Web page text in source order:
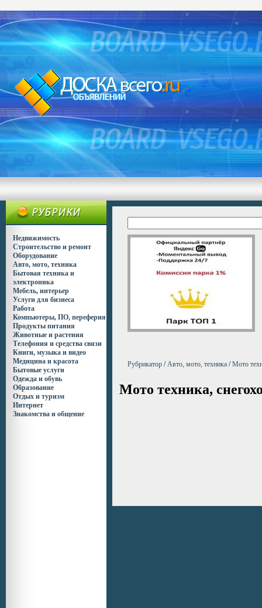
Недвижимость
Строительство и ремонт
Оборудование
Авто, мото, техника
Бытовая техника и
электроника
Мебель, интерьер
Услуги для бизнеса
Работа
Компьютеры, ПО, переферия
Продукты питания
Животные и растения
Телефония и средства связи
Книги, музыка и видео
Медицина и красота
Бытовые услуги
Одежда и обувь
Образование
Отдых и туризм
Интернет
Знакомства и общение
Рубрикатор /Авто, мото, техника /Мото
Мото техника,